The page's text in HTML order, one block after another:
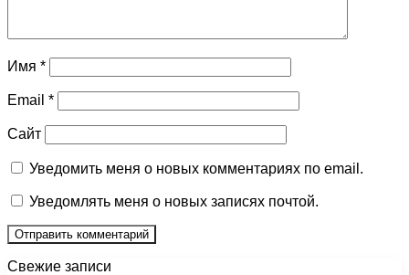
Имя *
Email *
Сайт
Уведомить меня о новых комментариях по email.
Уведомлять меня о новых записях почтой.
Свежие записи